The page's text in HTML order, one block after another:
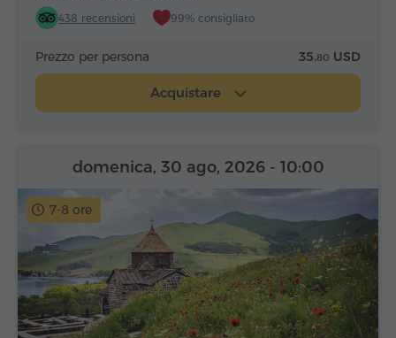
438 recensioni 99% consigliato
Prezzo per persona 35.80 USD
Acquistare
7-8 ore
domenica, 30 ago, 2026 - 10:00